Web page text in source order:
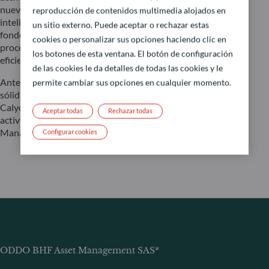
nueva vía de crecimiento. Ese mismo año, introdujo la
inteligencia artificial en la gestión de activos a través de
fondos temáticos y también integró la IA en el núcleo de los
procesos de inversión para mejorar el rendimiento y la
eficiencia.
Antes de unirse a ODDO BHF, Nicolas Chaput acumuló una
sólida trayectoria internacional. Tras dieciocho años en
Calyon, entre París, Londres y Nueva York, pasó a dirigir las
actividades de renta fija de BNP Paribas Asset
Management como director global.
ODDO BHF Asset Management SAS*
reproducción de contenidos multimedia alojados en
un sitio externo. Puede aceptar o rechazar estas
cookies o personalizar sus opciones haciendo clic en
los botones de esta ventana. El botón de configuración
de las cookies le da detalles de todas las cookies y le
permite cambiar sus opciones en cualquier momento.
Rechazar todas
Aceptar todas
Configurar cookies